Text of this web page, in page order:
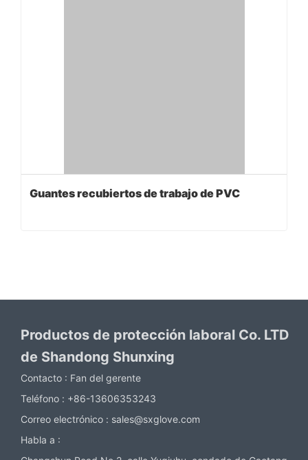
Guantes recubiertos de trabajo de PVC
Productos de protección laboral Co. LTD
de Shandong Shunxing
Contacto : Fan del gerente
Teléfono : +86-13606353243
Correo electrónico : sales@sxglove.com
Habla a :